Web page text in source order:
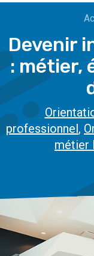
Devenir
: métier,
professionnel,
métier